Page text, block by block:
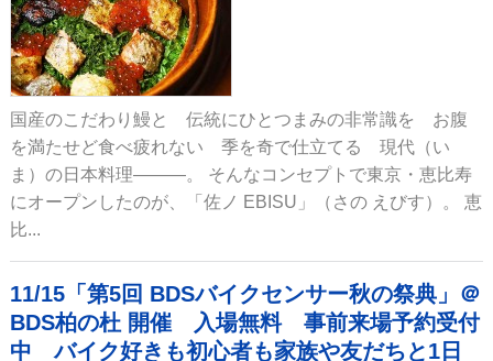
国産のこだわり鰻と 伝統にひとつまみの非常識を お腹
を満たせど食べ疲れない 季を奇で仕立てる 現代（い
ま）の日本料理―――。 そんなコンセプトで東京・恵比寿
にオープンしたのが、「佐ノ EBISU」（さの えびす）。 恵
比...
11/15「第5回 BDSバイクセンサー秋の祭典」＠
BDS柏の杜 開催 入場無料 事前来場予約受付
中 バイク好きも初心者も家族や友だちと1日